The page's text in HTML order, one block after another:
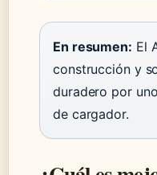
En resumen: El
construcción y
duradero por
de cargador.